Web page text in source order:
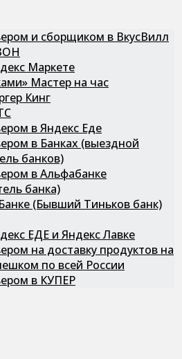
и сборщиком в ВкусВилл
Маркете
Мастер на час
Кинг
в Яндекс Еде
в Банках (выездной
банков)
в Альфабанке
банка)
(Бывший Тиньков банк)
ЕДЕ и Яндекс Лавке
на доставку продуктов на
по всей России
в КУПЕР